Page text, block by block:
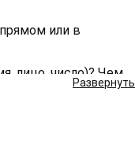
Развернуть
или в
лицо, число)? Чем